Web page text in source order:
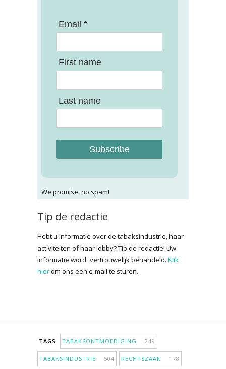
Email *
First name
Last name
Subscribe
We promise: no spam!
Tip de redactie
Hebt u informatie over de tabaksindustrie, haar
activiteiten of haar lobby? Tip de redactie! Uw
informatie wordt vertrouwelijk behandeld. Klik
hierom ons een e-mail te sturen.
TAGS TABAKSONTMOEDIGING 249
TABAKSINDUSTRIE 504 RECHTSZAAK 178